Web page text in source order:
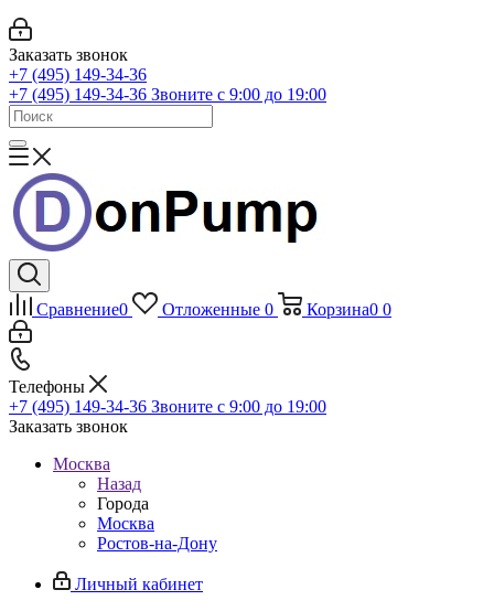
Заказать звонок
+7 (495) 149-34-36
+7 (495) 149-34-36 Звоните с 9:00 до 19:00
Сравнение0 Отложенные 0 Корзина0 0
Телефоны
+7 (495) 149-34-36 Звоните с 9:00 до 19:00
Заказать звонок
Москва
Назад
Города
Москва
Ростов-на-Дону
Личный кабинет